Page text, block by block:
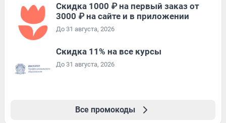
Скидка 1000 ₽ на первый заказ от
3000 ₽ на сайте и в приложении
До 31 августа, 2026
Скидка 11% на все курсы
До 31 августа, 2026
Все промокоды